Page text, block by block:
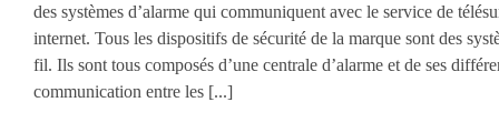
des systèmes d’alarme qui communiquent avec le service de
internet. Tous les dispositifs de sécurité de la marque sont des
fil. Ils sont tous composés d’une centrale d’alarme et de ses
communication entre les [...]